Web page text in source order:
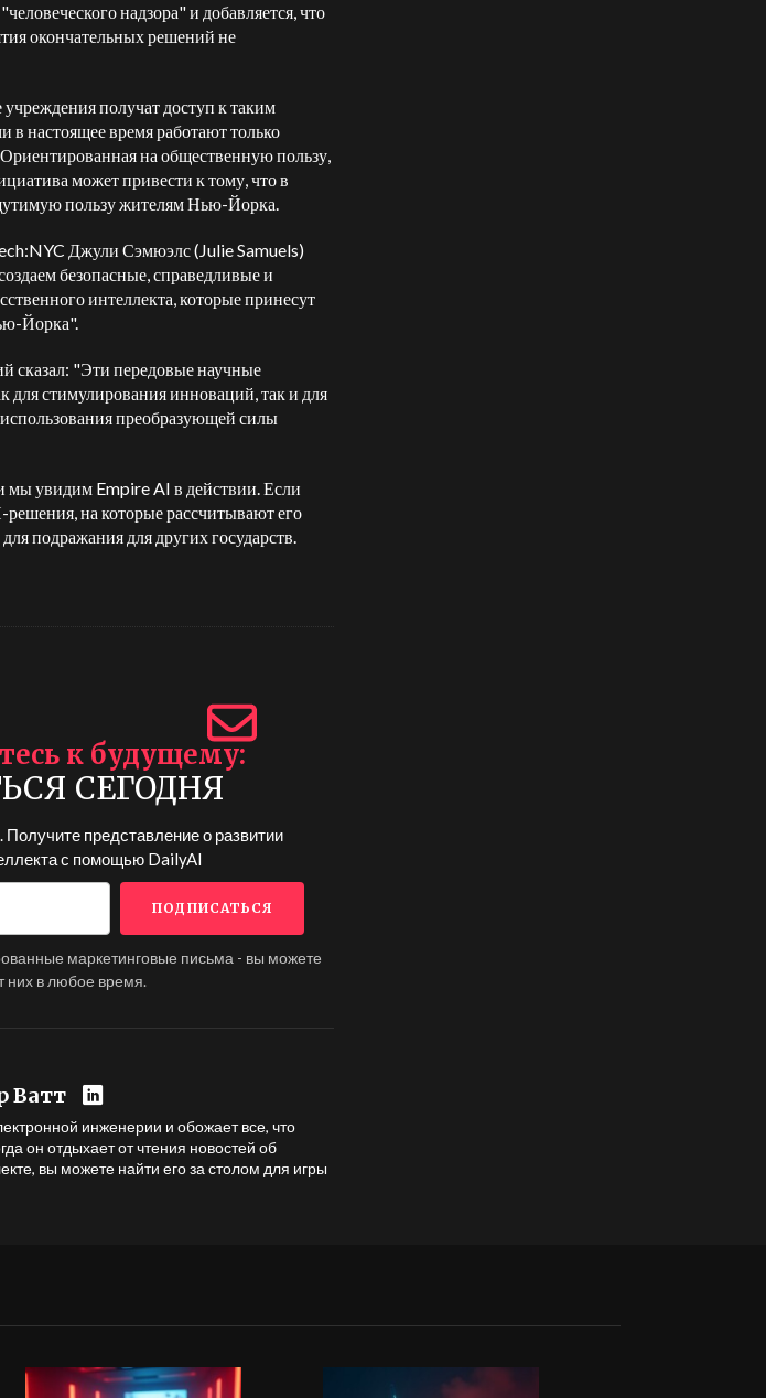
надзора" и добавляется, что
окончательных решений не
получат доступ к таким
настоящее время работают только
на общественную пользу,
может привести к тому, что в
пользу жителям Нью-Йорка.
Джули Сэмюэлс (Julie Samuels)
безопасные, справедливые и
интеллекта, которые принесут
Йорка".
"Эти передовые научные
для стимулирования инноваций, так и для
преобразующей силы
мы увидим Empire AI в действии. Если
на которые рассчитывают его
подражания для других государств.
к будущему
СЕГОДНЯ
Получите представление о развитии
с помощью DailyAI
маркетинговые письма - вы можете
них в любое время.
Ватт
инженерии и обожает все, что
он отдыхает от чтения новостей об
вы можете найти его за столом для игры